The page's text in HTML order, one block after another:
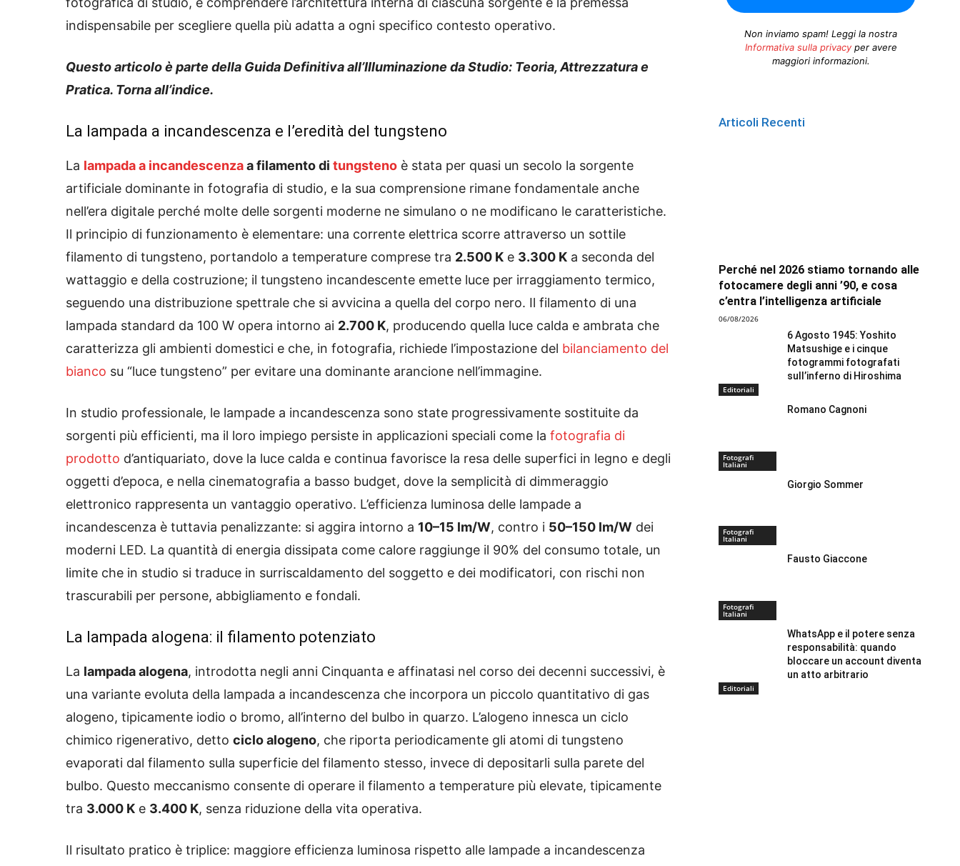
indispensabile per scegliere quella più adatta a ogni specifico contesto operativo.
Questo articolo è parte della Guida Definitiva all’Illuminazione da Studio: Teoria, Attrezzatura e
Pratica. Torna all’indice.
La lampada a incandescenza e l’eredità del tungsteno
La lampada a incandescenzaa filamento di tungsteno è stata per quasi un secolo la sorgente
artificiale dominante in fotografia di studio, e la sua comprensione rimane fondamentale anche
nell’era digitale perché molte delle sorgenti moderne ne simulano o ne modificano le caratteristiche.
Il principio di funzionamento è elementare: una corrente elettrica scorre attraverso un sottile
filamento di tungsteno, portandolo a temperature comprese tra 2.500 K e 3.300 K a seconda del
wattaggio e della costruzione; il tungsteno incandescente emette luce per irraggiamento termico,
seguendo una distribuzione spettrale che si avvicina a quella del corpo nero. Il filamento di una
lampada standard da 100 W opera intorno ai 2.700 K, producendo quella luce calda e ambrata che
caratterizza gli ambienti domestici e che, in fotografia, richiede l’impostazione del bilanciamento del
bianco su “luce tungsteno” per evitare una dominante arancione nell’immagine.
In studio professionale, le lampade a incandescenza sono state progressivamente sostituite da
sorgenti più efficienti, ma il loro impiego persiste in applicazioni speciali come la fotografia di
prodotto d’antiquariato, dove la luce calda e continua favorisce la resa delle superfici in legno e degli
oggetti d’epoca, e nella cinematografia a basso budget, dove la semplicità di dimmeraggio
elettronico rappresenta un vantaggio operativo. L’efficienza luminosa delle lampade a
incandescenza è tuttavia penalizzante: si aggira intorno a 10–15 lm/W, contro i 50–150 lm/W dei
moderni LED. La quantità di energia dissipata come calore raggiunge il 90% del consumo totale, un
limite che in studio si traduce in surriscaldamento del soggetto e dei modificatori, con rischi non
trascurabili per persone, abbigliamento e fondali.
La lampada alogena: il filamento potenziato
La lampada alogena, introdotta negli anni Cinquanta e affinatasi nel corso dei decenni successivi, è
una variante evoluta della lampada a incandescenza che incorpora un piccolo quantitativo di gas
alogeno, tipicamente iodio o bromo, all’interno del bulbo in quarzo. L’alogeno innesca un ciclo
chimico rigenerativo, detto ciclo alogeno, che riporta periodicamente gli atomi di tungsteno
evaporati dal filamento sulla superficie del filamento stesso, invece di depositarli sulla parete del
bulbo. Questo meccanismo consente di operare il filamento a temperature più elevate, tipicamente
tra 3.000 K e 3.400 K, senza riduzione della vita operativa.
Il risultato pratico è triplice: maggiore efficienza luminosa rispetto alle lampade a incandescenza
Non inviamo spam! Leggi la nostra
Informativa sulla privacyper avere
maggiori informazioni.
Articoli Recenti
Perché nel 2026 stiamo tornando alle
fotocamere degli anni ’90, e cosa
c’entra l’intelligenza artificiale
06/08/2026
Editoriali
6 Agosto 1945: Yoshito
Matsushige e i cinque
fotogrammi fotografati
sull’inferno di Hiroshima
Fotografi
Italiani
Romano Cagnoni
Fotografi
Italiani
Giorgio Sommer
Fotografi
Italiani
Fausto Giaccone
Editoriali
WhatsApp e il potere senza
responsabilità: quando
bloccare un account diventa
un atto arbitrario